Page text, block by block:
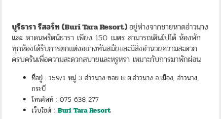
บุรีธารา รีสอร์ท (Buri Tara Resort)อยู่ห่างจากชายหาดอ่าวนาง
และ หาดนพรัตน์ธารา เพียง 150 เมตร สามารถเดินไปได้ ห้องพัก
ทุกห้องได้รับการตกแต่งอย่างทันสมัยและมีสิ่งอำนวยความสะดวก
ครบครันเพื่อความสะดวกสบายและหรูหรา เหมาะกับการมาพักผ่อน
ที่อยู่ : 159/1 หมู่ 3 อ่าวนาง ซอย 8 ต.อ่าวนาง อ.เมือง, อ่าวนาง,
กระบี่
โทรศัพท์ : 075 638 277
เว็บไซต์ :Buri Tara Resort